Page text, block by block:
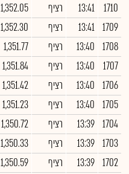
1710
13:41 רציף 1,352.05
1709
13:41 רציף 1,352.30
1708
13:40 רציף 1,351.77
1707
13:40 רציף 1,351.84
1706
13:40 רציף 1,351.42
1705
13:40 רציף 1,351.23
1704
13:39 רציף 1,350.72
1703
13:39 רציף 1,350.33
1702
13:39 רציף 1,350.59